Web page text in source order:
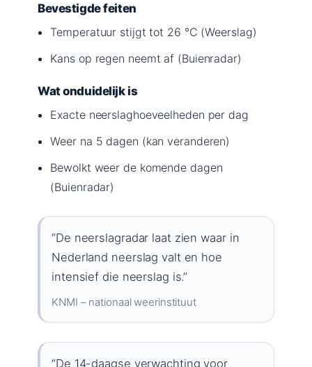
Bevestigde feiten
Temperatuur stijgt tot 26 °C (Weerslag)
Kans op regen neemt af (Buienradar)
Wat onduidelijk is
Exacte neerslaghoeveelheden per dag
Weer na 5 dagen (kan veranderen)
Bewolkt weer de komende dagen
(Buienradar)
“De neerslagradar laat zien waar in
Nederland neerslag valt en hoe
intensief die neerslag is.”
KNMI – nationaal weerinstituut
“De 14-daagse verwachting voor